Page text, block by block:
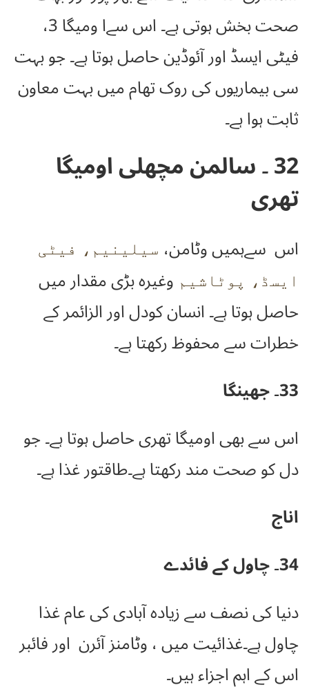
صحت بخش ہوتی ہے۔ اس سےا ومیگا 3،
فیٹی ایسڈ اور آئوڈین حاصل ہوتا ہے۔ جو بہت
سی بیماریوں کی روک تھام میں بہت معاون
ثابت ہوا ہے۔
32 ۔ سالمن مچھلی اومیگا
تھری
اس سےہمیں وٹامن، سیلینیم، فیٹی
ایسڈ، پوٹاشیم وغیرہ بڑی مقدار میں
حاصل ہوتا ہے۔ انسان کودل اور الزائمر کے
خطرات سے محفوظ رکھتا ہے۔
33۔ جھینگا
اس سے بھیاومیگا تھری حاصل ہوتا ہے۔ جو
دل کو صحت مند رکھتا ہے۔طاقتور غذا ہے۔
اناج
34۔ چاول کے فائدے
دنیا کی نصف سے زیادہ آبادی کی عام غذا
چاول ہے۔غذائیت میں ، وٹامنز آئرن اور فائبر
اس کے اہم اجزاء ہیں۔